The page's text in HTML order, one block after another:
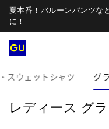
夏本番！バルーンパンツな
に！
スウェットシャツ グ
レディース グ